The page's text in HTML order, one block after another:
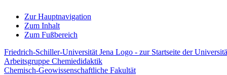
Zur Hauptnavigation
Zum Inhalt
Zum Fußbereich
Friedrich-Schiller-Universität Jena Logo - zur Startseite der
Arbeitsgruppe Chemiedidaktik
Chemisch-Geowissenschaftliche Fakultät